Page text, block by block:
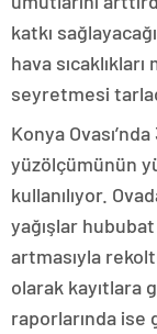
katkı
hava
seyretmesi
Konya
yüzölçümünün
kullanılıyor.
yağışlar
artmasıyla
olarak kayıtlara
raporlarında ise